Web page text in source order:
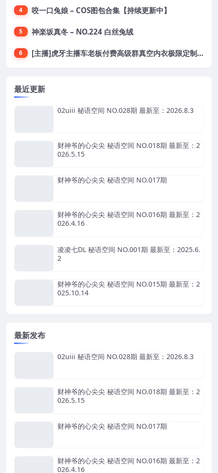
4 咬一口兔娘 – COS图包合集【持续更新中】
5 神楽坂真冬 – NO.224 白丝兔绒
6 [主播]虎牙主播车老板付费高级群真空内衣极限定制8分19
最近更新
02uiii 秘语空间 NO.028期 最新至：2026.8.3
财神爷的心尖尖 秘语空间 NO.018期 最新至：2
026.5.15
财神爷的心尖尖 秘语空间 NO.017期
财神爷的心尖尖 秘语空间 NO.016期 最新至：2
026.4.16
凌凌七DL 秘语空间 NO.001期 最新至：2025.6.
2
财神爷的心尖尖 秘语空间 NO.015期 最新至：2
025.10.14
最新发布
02uiii 秘语空间 NO.028期 最新至：2026.8.3
财神爷的心尖尖 秘语空间 NO.018期 最新至：2
026.5.15
财神爷的心尖尖 秘语空间 NO.017期
财神爷的心尖尖 秘语空间 NO.016期 最新至：2
026.4.16